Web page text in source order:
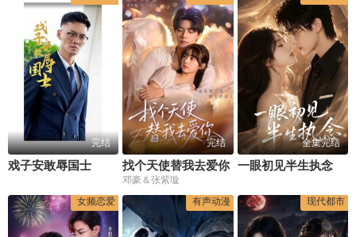
完结
戏子安敢辱国士
完结
找个天使替我去爱你
邓豪＆张紫璇
全集完结
一眼初见半生执念
女频恋爱 有声动漫 现代都市